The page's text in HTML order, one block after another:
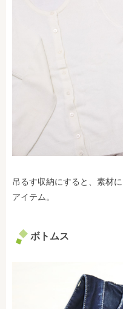
吊るす収納にすると、素材
アイテム。
ボトムス